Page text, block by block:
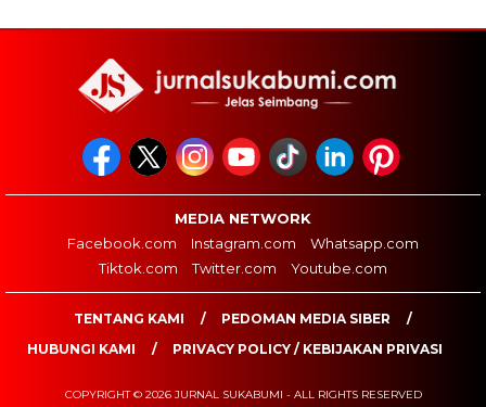
MEDIA NETWORK
Facebook.com
Instagram.com
Whatsapp.com
Tiktok.com
Twitter.com Youtube.com
TENTANG KAMI
PEDOMAN MEDIA SIBER
HUBUNGI KAMI
PRIVACY POLICY / KEBIJAKAN PRIVASI
COPYRIGHT © 2026 JURNAL SUKABUMI - ALL RIGHTS RESERVED